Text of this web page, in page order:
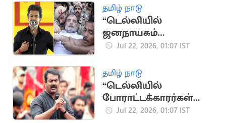
தமிழ் நாடு
“டெல்லியில்
ஜனநாயகம்
நசுக்கப்படுகிறது” -
Jul 22, 2026, 01:07 IST
தமிழ் நாடு
“டெல்லியில்
போராட்டக்காரர்கள்
மீதான தாக்குதல்
Jul 22, 2026, 01:07 IST